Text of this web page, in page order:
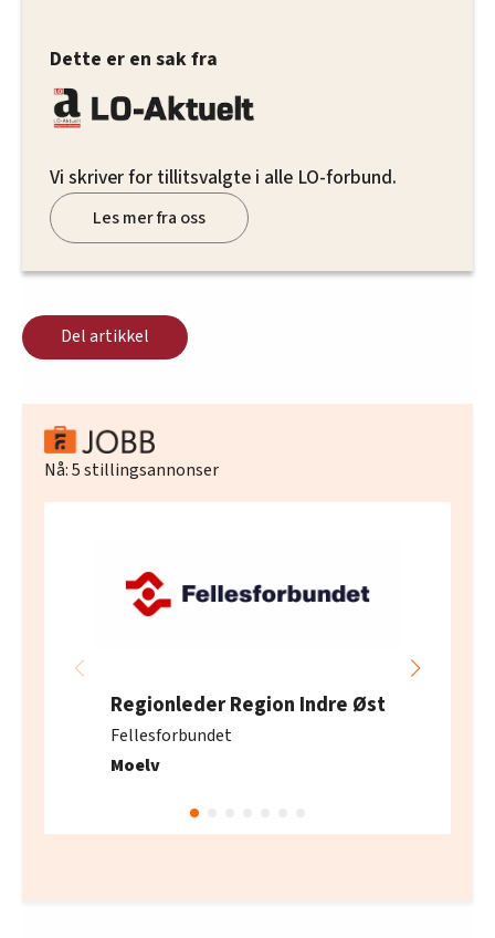
Dette er en sak fra
Vi skriver for tillitsvalgte i alle LO-forbund.
Les mer fra oss
Del artikkel
Nå:5stillingsannonser
Regionleder Region Indre Øst
Fellesforbundet
Moelv